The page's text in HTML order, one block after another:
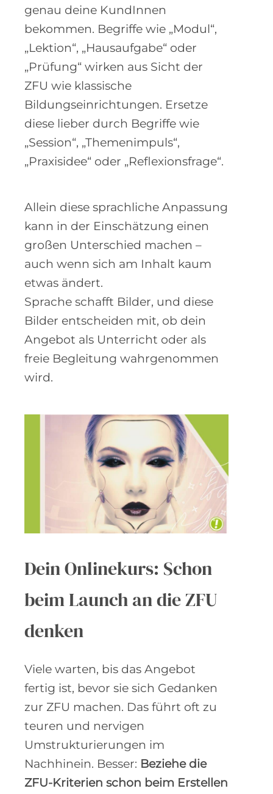
genau deine KundInnen
bekommen. Begriffe wie „Modul“,
„Lektion“, „Hausaufgabe“ oder
„Prüfung“ wirken aus Sicht der
ZFU wie klassische
Bildungseinrichtungen. Ersetze
diese lieber durch Begriffe wie
„Session“, „Themenimpuls“,
„Praxisidee“ oder „Reflexionsfrage“.
Allein diese sprachliche Anpassung
kann in der Einschätzung einen
großen Unterschied machen –
auch wenn sich am Inhalt kaum
etwas ändert.
Sprache schafft Bilder, und diese
Bilder entscheiden mit, ob dein
Angebot als Unterricht oder als
freie Begleitung wahrgenommen
wird.
Dein Onlinekurs: Schon
beim Launch an die ZFU
denken
Viele warten, bis das Angebot
fertig ist, bevor sie sich Gedanken
zur ZFU machen. Das führt oft zu
teuren und nervigen
Umstrukturierungen im
Nachhinein. Besser: Beziehe die
ZFU-Kriterien schon beim Erstellen